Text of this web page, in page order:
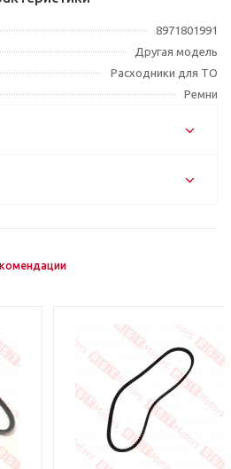
8971801991
Другая модель
Расходники для ТО
Ремни